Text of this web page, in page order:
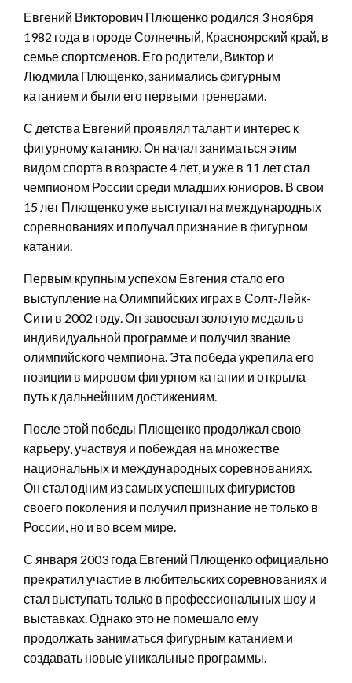
Евгений Викторович Плющенко родился 3 ноября
1982 года в городе Солнечный, Красноярский край, в
семье спортсменов. Его родители, Виктор и
Людмила Плющенко, занимались фигурным
катанием и были его первыми тренерами.
С детства Евгений проявлял талант и интерес к
фигурному катанию. Он начал заниматься этим
видом спорта в возрасте 4 лет, и уже в 11 лет стал
чемпионом России среди младших юниоров. В свои
15 лет Плющенко уже выступал на международных
соревнованиях и получал признание в фигурном
катании.
Первым крупным успехом Евгения стало его
выступление на Олимпийских играх в Солт-Лейк-
Сити в 2002 году. Он завоевал золотую медаль в
индивидуальной программе и получил звание
олимпийского чемпиона. Эта победа укрепила его
позиции в мировом фигурном катании и открыла
путь к дальнейшим достижениям.
После этой победы Плющенко продолжал свою
карьеру, участвуя и побеждая на множестве
национальных и международных соревнованиях.
Он стал одним из самых успешных фигуристов
своего поколения и получил признание не только в
России, но и во всем мире.
С января 2003 года Евгений Плющенко официально
прекратил участие в любительских соревнованиях и
стал выступать только в профессиональных шоу и
выставках. Однако это не помешало ему
продолжать заниматься фигурным катанием и
создавать новые уникальные программы.